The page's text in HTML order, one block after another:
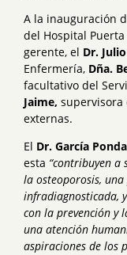
A la inauguración
del Hospital
gerente, el Dr.
Enfermería, Dña.
facultativo del
Jaime, supervisora
externas.
El Dr. García
esta “contribuyen a
la osteoporosis,
infradiagnosticada,
con la prevención y
una atención
aspiraciones de los